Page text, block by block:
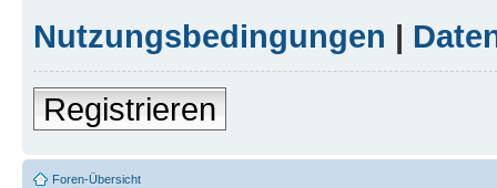
Nutzungsbedingungen |
Registrieren
Foren-Übersicht